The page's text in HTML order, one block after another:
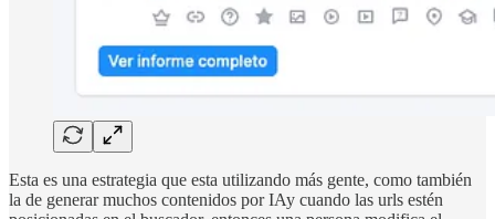
Esta es una estrategia que esta utilizando más gente, como también
la de generar muchos contenidos por IAy cuando las urls estén